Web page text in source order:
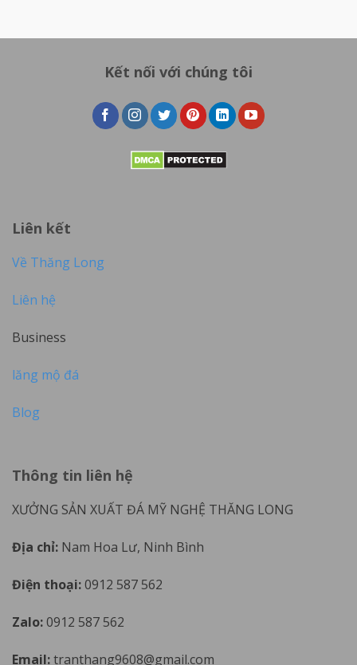
Kết nối với chúng tôi
Liên kết
Về Thăng Long
Liên hệ
Business
lăng mộ đá
Blog
Thông tin liên hệ
XƯỞNG SẢN XUẤT ĐÁ MỸ NGHỆ THĂNG LONG
Địa chỉ: Nam Hoa Lư, Ninh Bình
Điện thoại:0912 587 562
Zalo:0912 587 562
Email:tranthang9608@gmail.com